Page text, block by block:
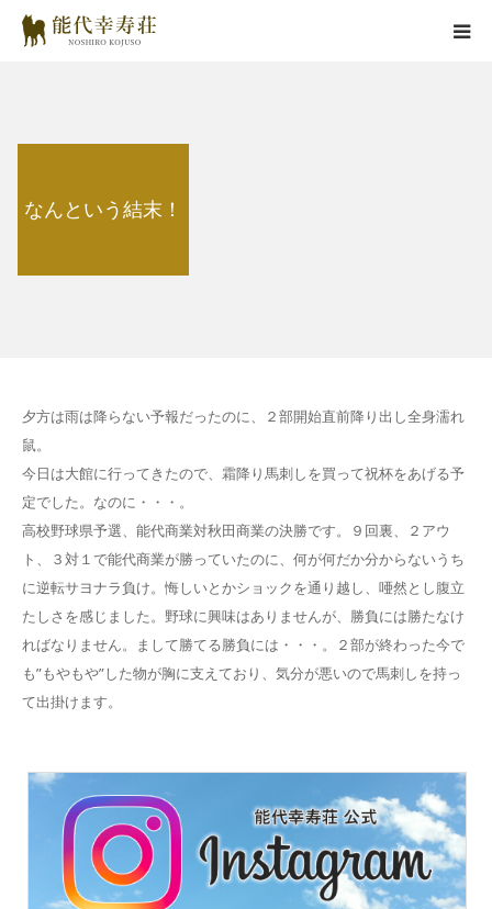
なんという結末！
夕方は雨は降らない予報だったのに、２部開始直前降り出し全身濡れ
鼠。
今日は大館に行ってきたので、霜降り馬刺しを買って祝杯をあげる予
定でした。なのに・・・。
高校野球県予選、能代商業対秋田商業の決勝です。９回裏、２アウ
ト、３対１で能代商業が勝っていたのに、何が何だか分からないうち
に逆転サヨナラ負け。悔しいとかショックを通り越し、唖然とし腹立
たしさを感じました。野球に興味はありませんが、勝負には勝たなけ
ればなりません。まして勝てる勝負には・・・。２部が終わった今で
も”もやもや”した物が胸に支えており、気分が悪いので馬刺しを持っ
て出掛けます。
在舎犬情報
里親情報
お役立ちコラム
お問い合わせ